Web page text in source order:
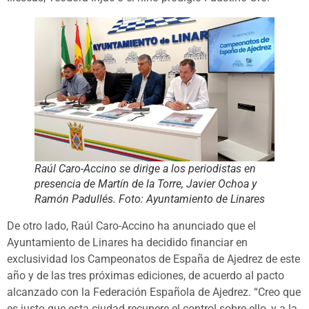
Raúl Caro-Accino se dirige a los periodistas en
presencia de Martín de la Torre, Javier Ochoa y
Ramón Padullés. Foto: Ayuntamiento de Linares
De otro lado, Raúl Caro-Accino ha anunciado que el
Ayuntamiento de Linares ha decidido financiar en
exclusividad los Campeonatos de España de Ajedrez de este
año y de las tres próximas ediciones, de acuerdo al pacto
alcanzado con la Federación Española de Ajedrez. “Creo que